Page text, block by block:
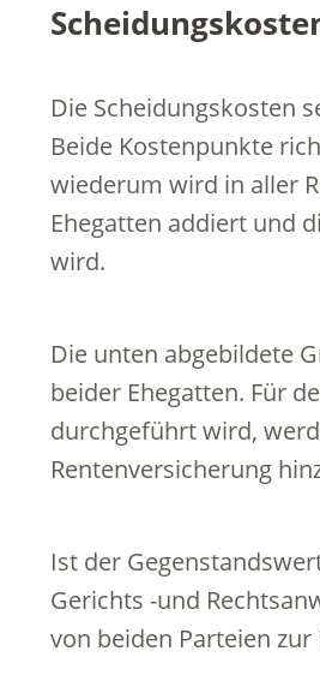
Die Scheidungskosten
Beide Kostenpunkte
wiederum wird in aller
Ehegatten addiert und
wird.
Die unten abgebildete
beider Ehegatten. Für
durchgeführt wird,
Rentenversicherung
Ist der
Gerichts -und
von beiden Parteien